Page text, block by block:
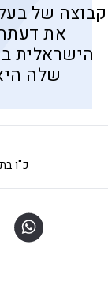
קבוצה של
את
הישראלית
שלה
כ"ו